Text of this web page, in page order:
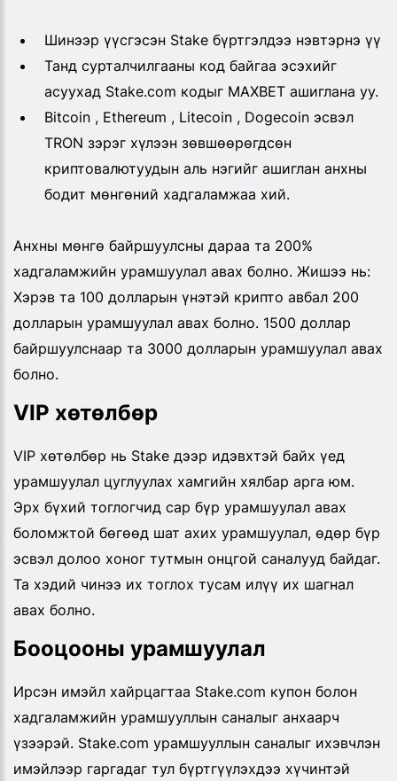
Шинээр үүсгэсэн Stake бүртгэлдээ нэвтэрнэ үү
Танд сурталчилгааны код байгаа эсэхийг
асуухад Stake.com кодыг MAXBET ашиглана уу.
Bitcoin , Ethereum , Litecoin , Dogecoin эсвэл
TRON зэрэг хүлээн зөвшөөрөгдсөн
криптовалютуудын аль нэгийг ашиглан анхны
бодит мөнгөний хадгаламжаа хий.
Анхны мөнгө байршуулсны дараа та 200%
хадгаламжийн урамшуулал авах болно. Жишээ нь:
Хэрэв та 100 долларын үнэтэй крипто авбал 200
долларын урамшуулал авах болно. 1500 доллар
байршуулснаар та 3000 долларын урамшуулал авах
болно.
VIP хөтөлбөр
VIP хөтөлбөр нь Stake дээр идэвхтэй байх үед
урамшуулал цуглуулах хамгийн хялбар арга юм.
Эрх бүхий тоглогчид сар бүр урамшуулал авах
боломжтой бөгөөд шат ахих урамшуулал, өдөр бүр
эсвэл долоо хоног тутмын онцгой саналууд байдаг.
Та хэдий чинээ их тоглох тусам илүү их шагнал
авах болно.
Бооцооны урамшуулал
Ирсэн имэйл хайрцагтаа Stake.com купон болон
хадгаламжийн урамшууллын саналыг анхаарч
үзээрэй. Stake.com урамшууллын саналыг ихэвчлэн
имэйлээр гаргадаг тул бүртгүүлэхдээ хүчинтэй